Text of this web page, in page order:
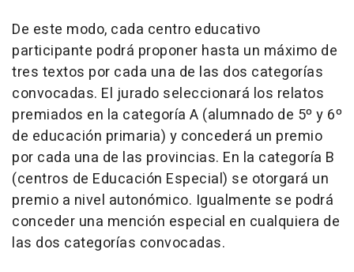
De este modo, cada centro educativo
participante podrá proponer hasta un máximo de
tres textos por cada una de las dos categorías
convocadas. El jurado seleccionará los relatos
premiados en la categoría A (alumnado de 5º y 6º
de educación primaria) y concederá un premio
por cada una de las provincias. En la categoría B
(centros de Educación Especial) se otorgará un
premio a nivel autonómico. Igualmente se podrá
conceder una mención especial en cualquiera de
las dos categorías convocadas.